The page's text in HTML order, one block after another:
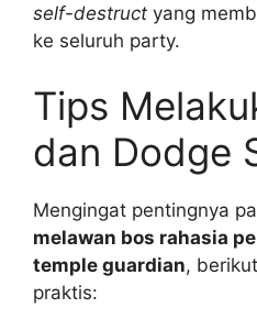
self-destruct yang
ke seluruh party.
Tips
dan Dodge
Mengingat pentingnya
melawan bos rahasia
temple guardian,
praktis: